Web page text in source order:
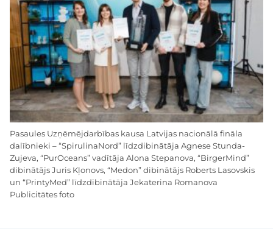
Pasaules Uzņēmējdarbības kausa Latvijas nacionālā fināla
dalībnieki – “SpirulinaNord” līdzdibinātāja Agnese Stunda-
Zujeva, “PurOceans” vadītāja Alona Stepanova, “BirgerMind”
dibinātājs Juris Kļonovs, “Medon” dibinātājs Roberts Lasovskis
un “PrintyMed” līdzdibinātāja Jekaterina Romanova
Publicitātes foto